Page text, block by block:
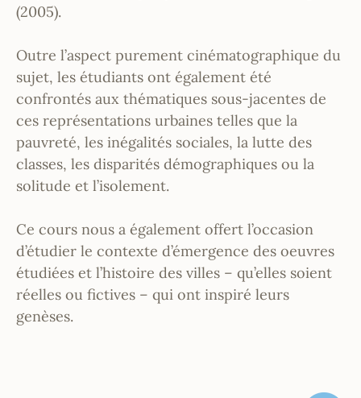
(2005).
Outre l’aspect purement cinématographique du
sujet, les étudiants ont également été
confrontés aux thématiques sous-jacentes de
ces représentations urbaines telles que la
pauvreté, les inégalités sociales, la lutte des
classes, les disparités démographiques ou la
solitude et l’isolement.
Ce cours nous a également offert l’occasion
d’étudier le contexte d’émergence des oeuvres
étudiées et l’histoire des villes – qu’elles soient
réelles ou fictives – qui ont inspiré leurs
genèses.